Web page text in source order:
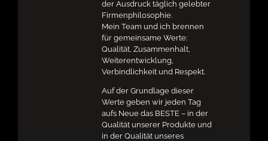
der Ausdruck täglich gelebter
Firmenphilosophie.
Mein Team und ich brennen
für gemeinsame Werte:
Qualität, Zusammenhalt,
Weiterentwicklung,
Verbindlichkeit und Respekt.
Auf der Grundlage dieser
Werte geben wir jeden Tag
aufs Neue das BESTE – in der
Qualität unserer Produkte und
in der Qualität unseres